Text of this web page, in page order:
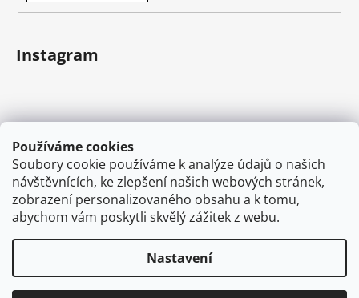
Používáme cookies
Soubory cookie používáme k analýze údajů o našich
návštěvnících, ke zlepšení našich webových stránek,
zobrazení personalizovaného obsahu a k tomu,
abychom vám poskytli skvělý zážitek z webu.
Nastavení
Instagram
Sledovat na Instagramu